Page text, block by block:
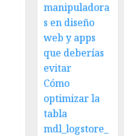
manipuladora
s en diseño
web y apps
que deberías
evitar
Cómo
optimizar la
tabla
mdl_logstore_